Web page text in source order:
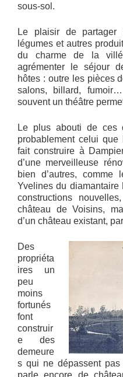
sous-sol.
Le plaisir de
légumes et autres
du charme de la
agrémenter le séjour
hôtes : outre les pièces
salons, billard,
souvent un théâtre
Le plus abouti de ces
probablement celui que
fait construire à
d’une merveilleuse
bien d’autres, comme
Yvelines du
constructions
château de Voisins,
d’un château existant,
Des
propriéta
ires un
peu
moins
fortunés
font
construir
e des
demeure
s qui ne dépassent
parle encore de